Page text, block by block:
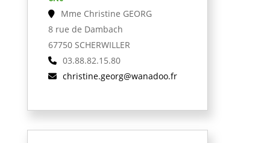
Mme Christine GEORG
8 rue de Dambach
67750 SCHERWILLER
03.88.82.15.80
christine.georg@wanadoo.fr